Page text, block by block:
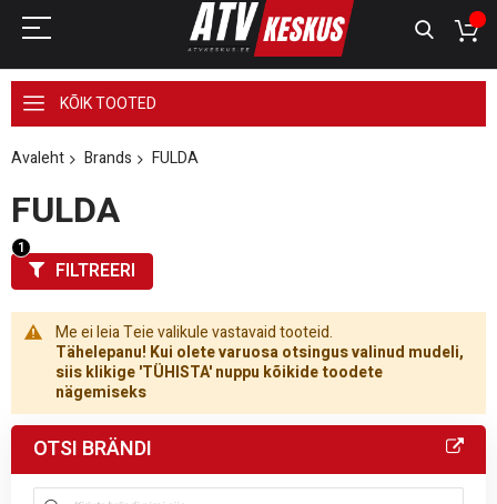
KÕIK TOOTED
Avaleht Brands FULDA
FULDA
Me ei leia Teie valikule vastavaid tooteid.
Tähelepanu! Kui olete varuosa otsingus valinud mudeli,
siis klikige 'TÜHISTA' nuppu kõikide toodete
nägemiseks
FILTREERI
OTSI BRÄNDI